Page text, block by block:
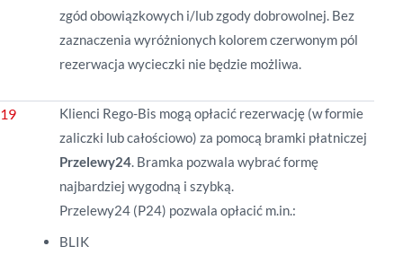
zgód obowiązkowych i/lub zgody dobrowolnej. Bez
zaznaczenia wyróżnionych kolorem czerwonym pól
rezerwacja wycieczki nie będzie możliwa.
Klienci Rego-Bis mogą opłacić rezerwację (w formie
zaliczki lub całościowo) za pomocą bramki płatniczej
Przelewy24. Bramka pozwala wybrać formę
najbardziej wygodną i szybką.
Przelewy24 (P24) pozwala opłacić m.in.:
BLIK